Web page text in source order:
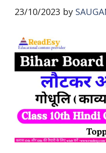
23/10/2023 by